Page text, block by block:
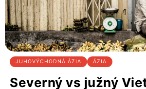
JUHOVÝCHODNÁ ÁZIA ÁZIA
Severný vs južný